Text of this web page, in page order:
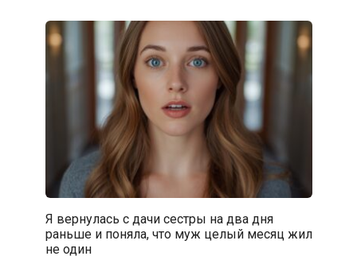
Я вернулась с дачи сестры на два дня
раньше и поняла, что муж целый месяц жил
не один